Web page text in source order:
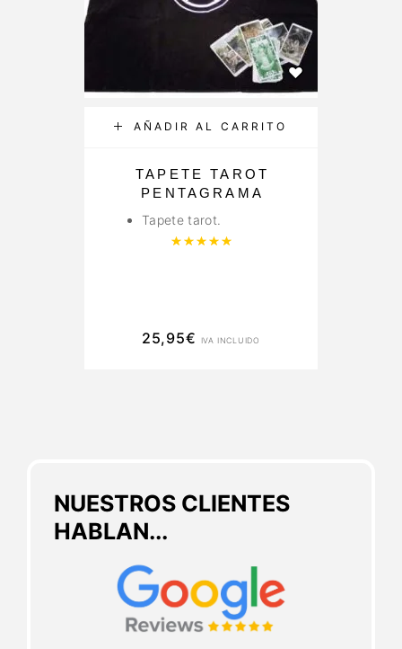
NUESTROS CLIENTES
HABLAN...
AÑADIR AL CARRITO
TAPETE TAROT
PENTAGRAMA
Tapete tarot.
Valorado con
25,95€ IVA INCLUIDO